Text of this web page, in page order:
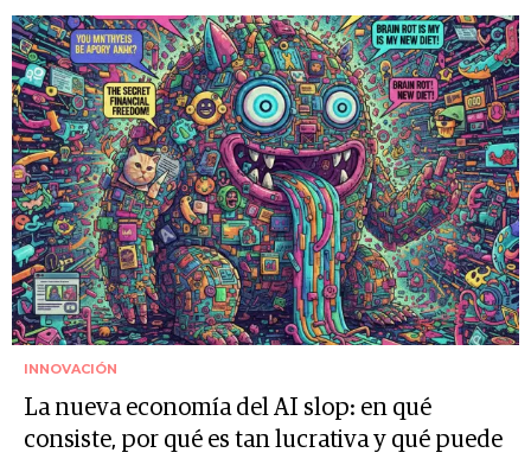
INNOVACIÓN
La nueva economía del AI slop: en qué
consiste, por qué es tan lucrativa y qué puede